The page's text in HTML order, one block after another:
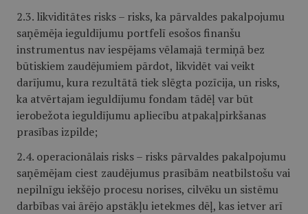
2.3. likviditātes risks – risks, ka pārvaldes pakalpojumu
saņēmēja ieguldījumu portfelī esošos finanšu
instrumentus nav iespējams vēlamajā termiņā bez
būtiskiem zaudējumiem pārdot, likvidēt vai veikt
darījumu, kura rezultātā tiek slēgta pozīcija, un risks,
ka atvērtajam ieguldījumu fondam tādēļ var būt
ierobežota ieguldījumu apliecību atpakaļpirkšanas
prasības izpilde;
2.4. operacionālais risks – risks pārvaldes pakalpojumu
saņēmējam ciest zaudējumus prasībām neatbilstošu vai
nepilnīgu iekšējo procesu norises, cilvēku un sistēmu
darbības vai ārējo apstākļu ietekmes dēļ, kas ietver arī